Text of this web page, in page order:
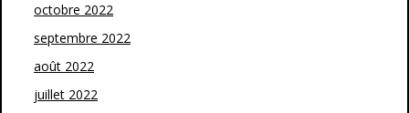
octobre 2022
septembre 2022
août 2022
juillet 2022